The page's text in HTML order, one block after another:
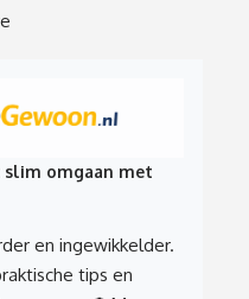
slim omgaan met
en ingewikkelder.
tips en